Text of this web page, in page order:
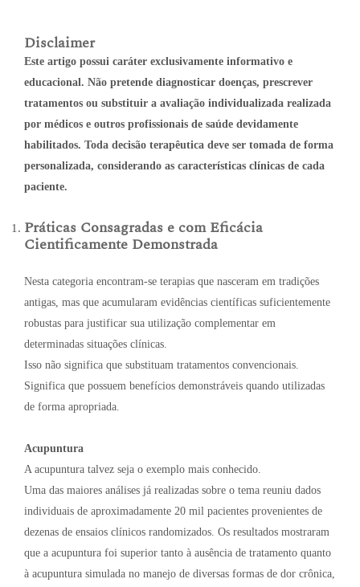
Disclaimer
Este artigo possui caráter exclusivamente informativo e
educacional. Não pretende diagnosticar doenças, prescrever
tratamentos ou substituir a avaliação individualizada realizada
por médicos e outros profissionais de saúde devidamente
habilitados. Toda decisão terapêutica deve ser tomada de forma
personalizada, considerando as características clínicas de cada
paciente.
Práticas Consagradas e com Eficácia
Cientificamente Demonstrada
Nesta categoria encontram-se terapias que nasceram em tradições
antigas, mas que acumularam evidências científicas suficientemente
robustas para justificar sua utilização complementar em
determinadas situações clínicas.
Isso não significa que substituam tratamentos convencionais.
Significa que possuem benefícios demonstráveis quando utilizadas
de forma apropriada.
Acupuntura
A acupuntura talvez seja o exemplo mais conhecido.
Uma das maiores análises já realizadas sobre o tema reuniu dados
individuais de aproximadamente 20 mil pacientes provenientes de
dezenas de ensaios clínicos randomizados. Os resultados mostraram
que a acupuntura foi superior tanto à ausência de tratamento quanto
à acupuntura simulada no manejo de diversas formas de dor crônica,